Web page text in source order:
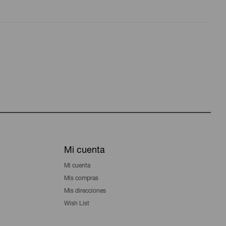
Mi cuenta
Mi cuenta
Mis compras
Mis direcciones
Wish List